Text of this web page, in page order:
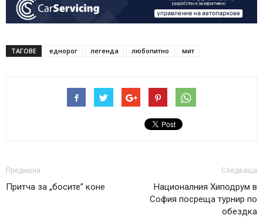
ТАГОВЕ еднорог легенда любопитно мит
Предишна
Притча за „босите” коне
Следваща
Националния Хиподрум в
София посреща турнир по
обездка